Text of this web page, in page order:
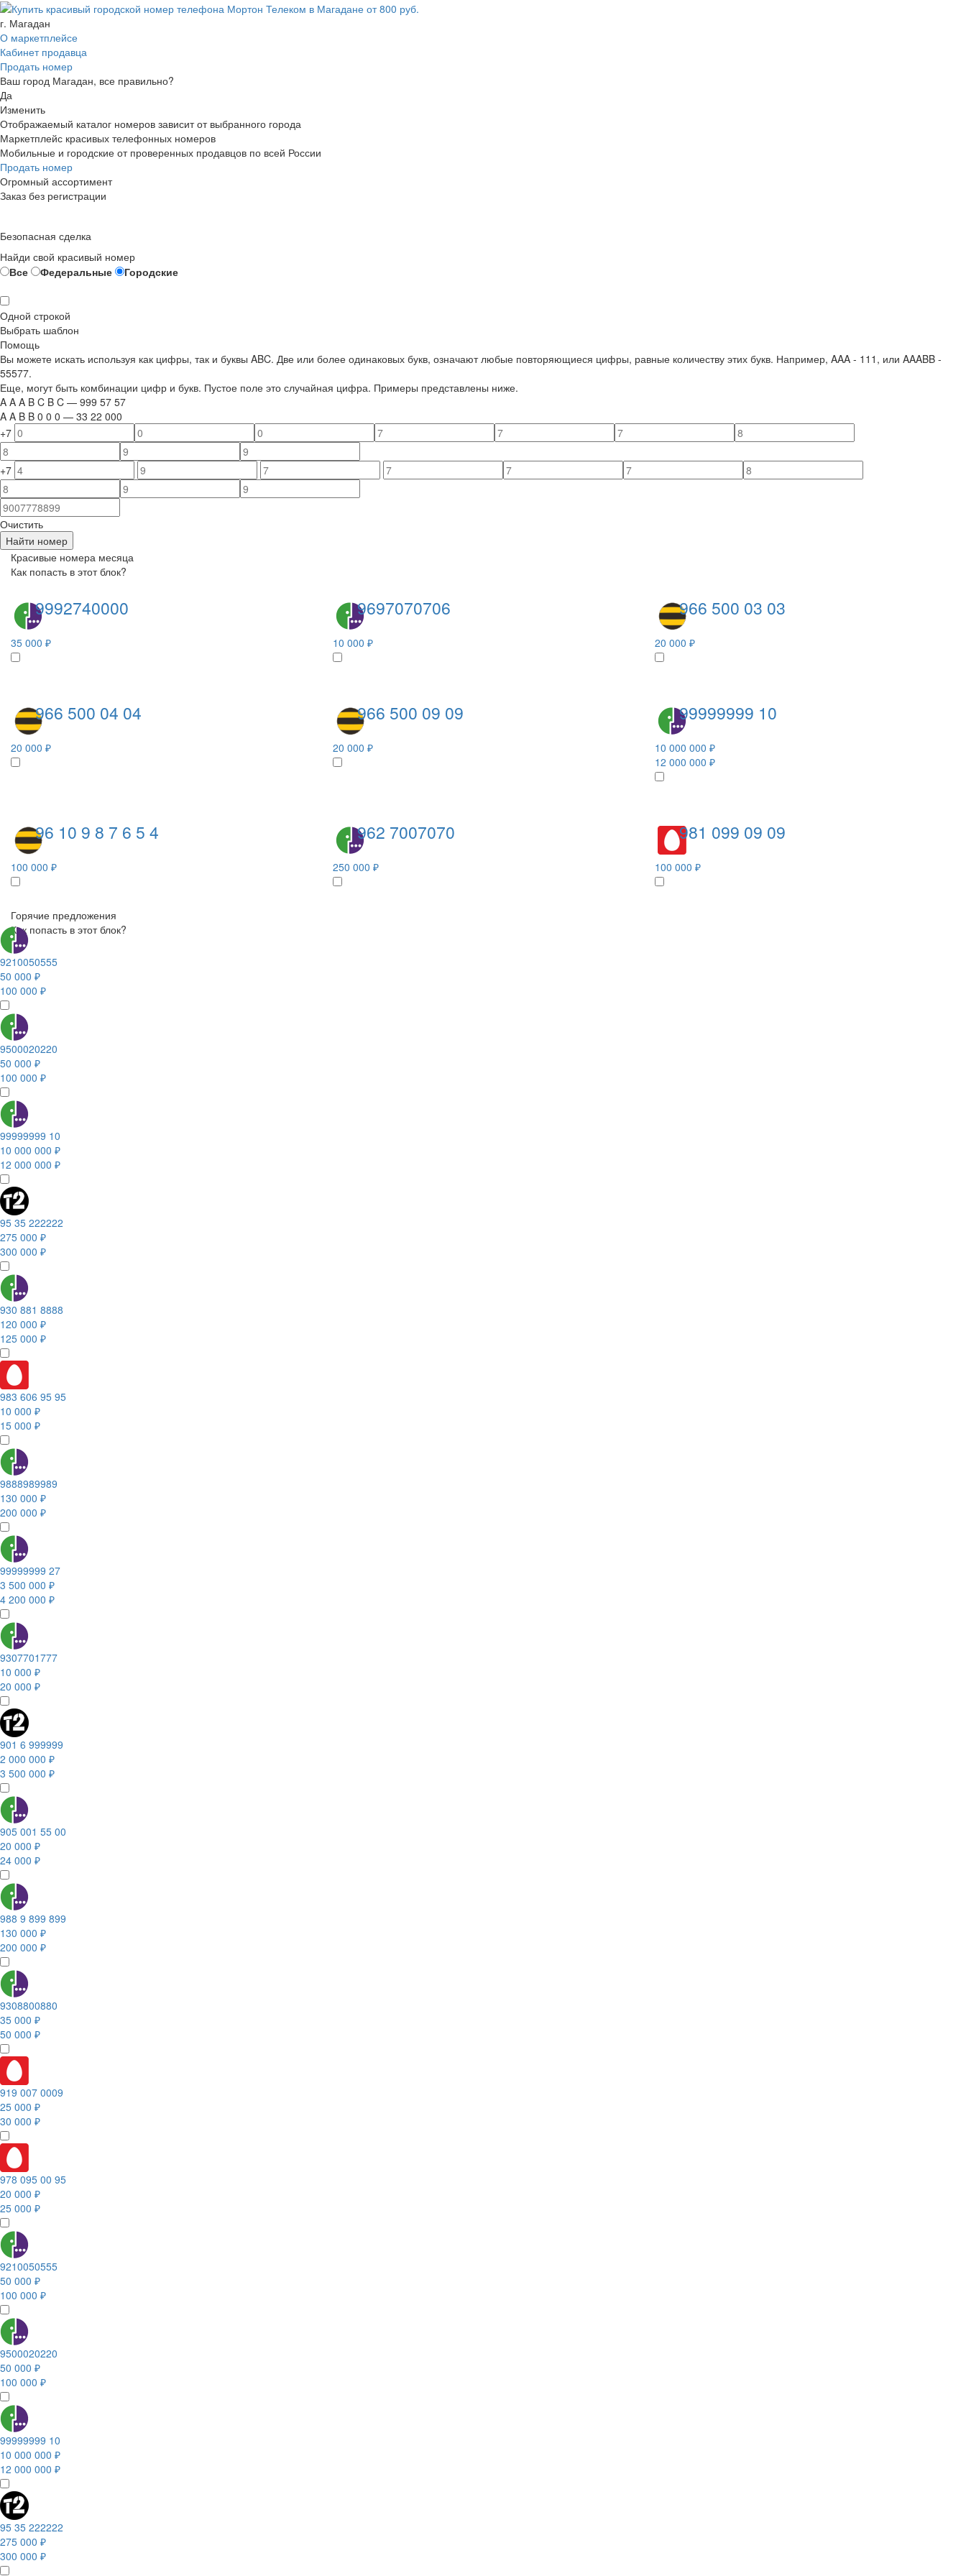
г. Магадан
О маркетплейсе
Кабинет продавца
Продать номер
Ваш город Магадан, все правильно?
Да
Изменить
Отображаемый каталог номеров зависит от выбранного города
Маркетплейс красивых телефонных номеров
Мобильные и городские от проверенных продавцов по всей России
Продать номер
Огромный ассортимент
Заказ без регистрации
Безопасная сделка
Найди свой красивый номер
Все
Федеральные Городские
Одной строкой
Выбрать шаблон
Помощь
Вы можете искать используя как цифры, так и буквы ABC. Две или более одинаковых букв, означают любые повторяющиеся цифры, равные количеству этих букв. Например, AAA - 111 , или AAABB -
55577.
Еще, могут быть комбинации цифр и букв. Пустое поле это случайная цифра. Примеры представлены ниже.
A A A B C B C — 999 57 57
A A B B 0 0 0 — 33 22 000
+7
+7
Очистить
Найти номер
Красивые номера месяца
Как попасть в этот блок?
9992740000
35 000 ₽
9697070706
10 000 ₽
966 500 03 03
20 000 ₽
966 500 04 04
20 000 ₽
966 500 09 09
20 000 ₽
99999999 10
10 000 000 ₽
12 000 000 ₽
96 10 9 8 7 6 5 4
100 000 ₽
962 7007070
250 000 ₽
981 099 09 09
100 000 ₽
Горячие предложения
Как попасть в этот блок?
9210050555
50 000 ₽
100 000 ₽
9500020220
50 000 ₽
100 000 ₽
99999999 10
10 000 000 ₽
12 000 000 ₽
95 35 222222
275 000 ₽
300 000 ₽
930 881 8888
120 000 ₽
125 000 ₽
983 606 95 95
10 000 ₽
15 000 ₽
9888989989
130 000 ₽
200 000 ₽
99999999 27
3 500 000 ₽
4 200 000 ₽
9307701777
10 000 ₽
20 000 ₽
901 6 999999
2 000 000 ₽
3 500 000 ₽
905 001 55 00
20 000 ₽
24 000 ₽
988 9 899 899
130 000 ₽
200 000 ₽
9308800880
35 000 ₽
50 000 ₽
919 007 0009
25 000 ₽
30 000 ₽
978 095 00 95
20 000 ₽
25 000 ₽
9210050555
50 000 ₽
100 000 ₽
9500020220
50 000 ₽
100 000 ₽
99999999 10
10 000 000 ₽
12 000 000 ₽
95 35 222222
275 000 ₽
300 000 ₽